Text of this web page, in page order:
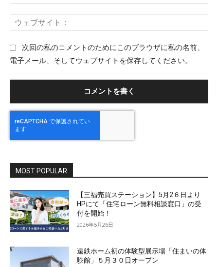
：
メ
ル
ェ
次回の私のコメントのためにこのブラウザに私の名前、
電子メール、そしてウェブサイトを保存してください。
MOST POPULAR
【三福売買ステーション】5月2６日より
HPにて「住宅ローン無料相談窓口」の受
付を開始！
2026年5月26日
遠鉄ホーム初の体験型展示場「住まいの体
験館」５月３０日オープン